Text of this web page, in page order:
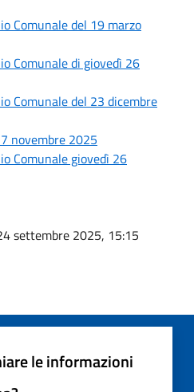
Comunale del 19 marzo
Comunale di giovedì 26
Comunale del 23 dicembre
novembre 2025
Comunale giovedì 26
settembre 2025, 15:15
le informazioni